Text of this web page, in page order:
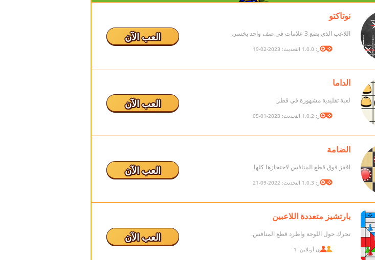
نوتاكتو
اللاعب الذي يضع 3 علامات في صف واحد يخسر.
الإصدار: 1.0.0 التحديث: 2023-02-19
العب الآن
الداما
لعبة تقليدية مشهورة في قطر.
الإصدار: 1.0.2 التحديث: 2023-01-05
العب الآن
الضامة
اقفز فوق قطع المنافس لاحتجازها كلها.
الإصدار: 1.0.3 التحديث: 2022-09-21
العب الآن
بارتشيز متعددة اللاعبين
تحرك حول اللوحة واطرد قطع المنافس.
اللاعبون أونلاين: 1
العب الآن